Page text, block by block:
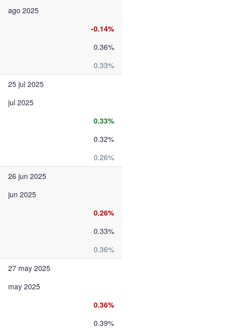
ago 2025
-0.14%
0.36%
0.33%
25 jul 2025
jul 2025
0.33%
0.32%
0.26%
26 jun 2025
jun 2025
0.26%
0.33%
0.36%
27 may 2025
may 2025
0.36%
0.39%